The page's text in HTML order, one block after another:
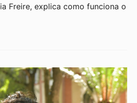
Freire, explica como funciona o